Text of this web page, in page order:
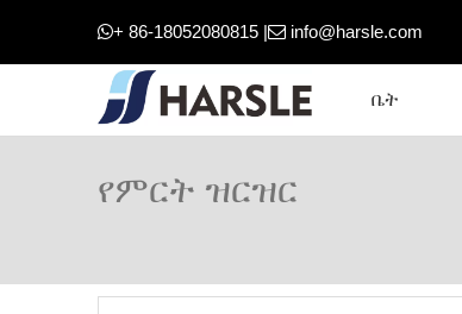
+ 86-18052080815 | info@harsle.com
ቤት
የምርት ዝርዝር